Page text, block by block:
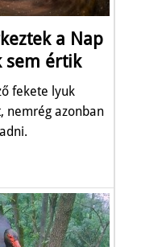
a Nap
sem értik
fekete lyuk
nemrég azonban